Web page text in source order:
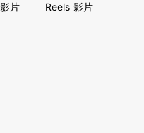
影片 Reels 影片